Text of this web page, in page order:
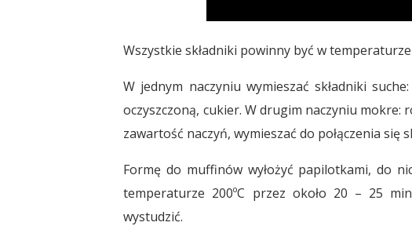
Wszystkie składniki powinny być w
W jednym naczyniu wymieszać składniki
oczyszczoną, cukier. W drugim naczyniu mokre:
zawartość naczyń, wymieszać do połączenia się
Formę do muffinów wyłożyć papilotkami, do
temperaturze 200ºC przez około 20 – 25
wystudzić.